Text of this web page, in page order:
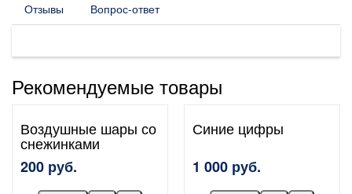
Отзывы Вопрос-ответ
Рекомендуемые товары
Воздушные шары со
снежинками
200 руб.
Синие цифры
1 000 руб.